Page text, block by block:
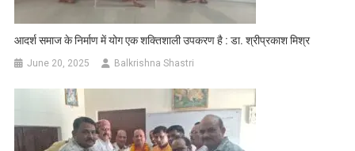
आदर्श समाज के निर्माण में योग एक शक्तिशाली उपकरण है : डा. श्रीप्रकाश मिश्र
June 20, 2025 Balkrishna Shastri